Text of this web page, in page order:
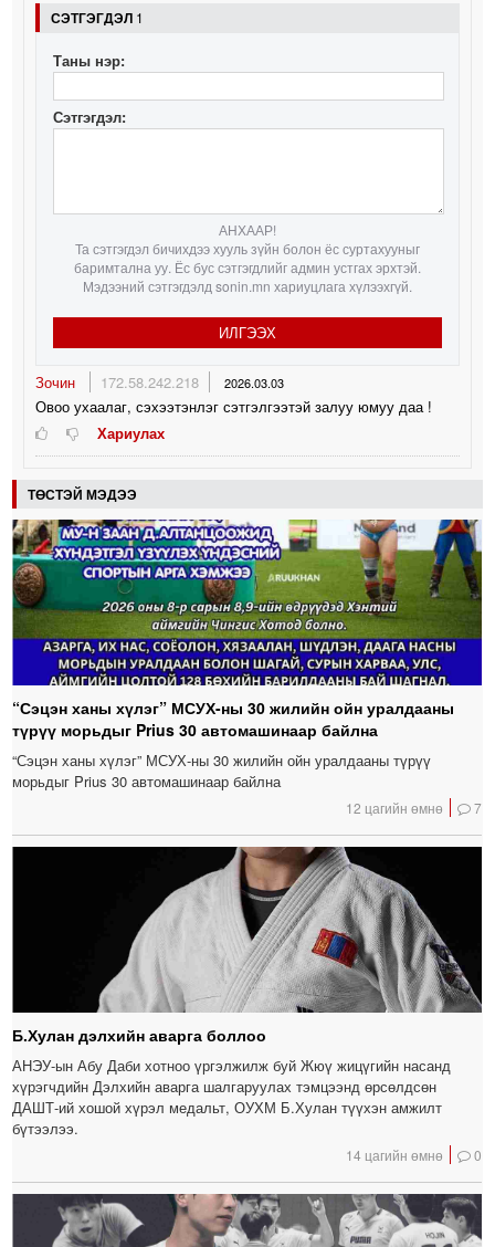
СЭТГЭГДЭЛ 1
Таны нэр:
Сэтгэгдэл:
АНХААР!
Та сэтгэгдэл бичихдээ хууль зүйн болон ёс суртахууныг
баримтална уу. Ёс бус сэтгэгдлийг админ устгах эрхтэй.
Мэдээний сэтгэгдэлд sonin.mn хариуцлага хүлээхгүй.
ИЛГЭЭХ
Зочин 172.58.242.218 2026.03.03
Овоо ухаалаг, сэхээтэнлэг сэтгэлгээтэй залуу юмуу даа !
Хариулах
ТӨСТЭЙ МЭДЭЭ
“Сэцэн ханы хүлэг” МСУХ-ны 30 жилийн ойн уралдааны
түрүү морьдыг Prius 30 автомашинаар байлна
“Сэцэн ханы хүлэг” МСУХ-ны 30 жилийн ойн уралдааны түрүү
морьдыг Prius 30 автомашинаар байлна
12 цагийн өмнө 7
Б.Хулан дэлхийн аварга боллоо
АНЭУ-ын Абу Даби хотноо үргэлжилж буй Жюү жицүгийн насанд
хүрэгчдийн Дэлхийн аварга шалгаруулах тэмцээнд өрсөлдсөн
ДАШТ-ий хошой хүрэл медальт, ОУХМ Б.Хулан түүхэн амжилт
бүтээлээ.
14 цагийн өмнө 0